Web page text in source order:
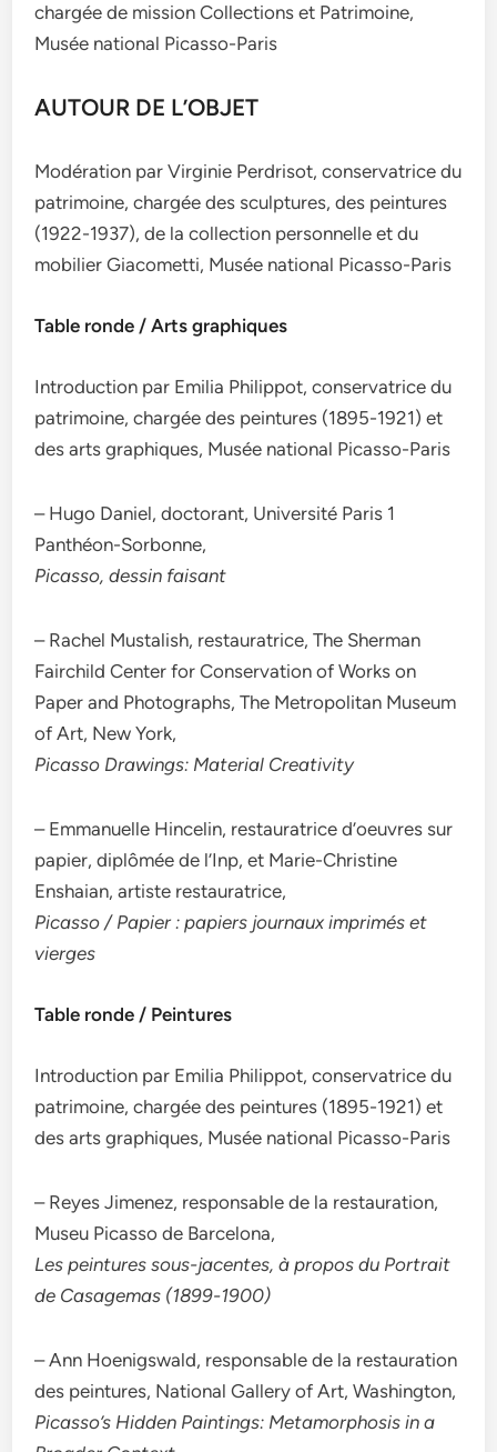
chargée de mission Collections et Patrimoine,
Musée national Picasso-Paris
AUTOUR DE L’OBJET
Modération par Virginie Perdrisot, conservatrice du
patrimoine, chargée des sculptures, des peintures
(1922-1937), de la collection personnelle et du
mobilier Giacometti, Musée national Picasso-Paris
Table ronde / Arts graphiques
Introduction par Emilia Philippot, conservatrice du
patrimoine, chargée des peintures (1895-1921) et
des arts graphiques, Musée national Picasso-Paris
– Hugo Daniel, doctorant, Université Paris 1
Panthéon-Sorbonne,
Picasso, dessin faisant
– Rachel Mustalish, restauratrice, The Sherman
Fairchild Center for Conservation of Works on
Paper and Photographs, The Metropolitan Museum
of Art, New York,
Picasso Drawings: Material Creativity
– Emmanuelle Hincelin, restauratrice d’oeuvres sur
papier, diplômée de l’Inp, et Marie-Christine
Enshaian, artiste restauratrice,
Picasso / Papier : papiers journaux imprimés et
vierges
Table ronde / Peintures
Introduction par Emilia Philippot, conservatrice du
patrimoine, chargée des peintures (1895-1921) et
des arts graphiques, Musée national Picasso-Paris
– Reyes Jimenez, responsable de la restauration,
Museu Picasso de Barcelona,
Les peintures sous-jacentes, à propos du Portrait
de Casagemas (1899-1900)
– Ann Hoenigswald, responsable de la restauration
des peintures, National Gallery of Art, Washington,
Picasso’s Hidden Paintings: Metamorphosis in a